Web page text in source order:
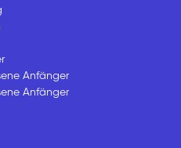
Anfänger
Anfänger